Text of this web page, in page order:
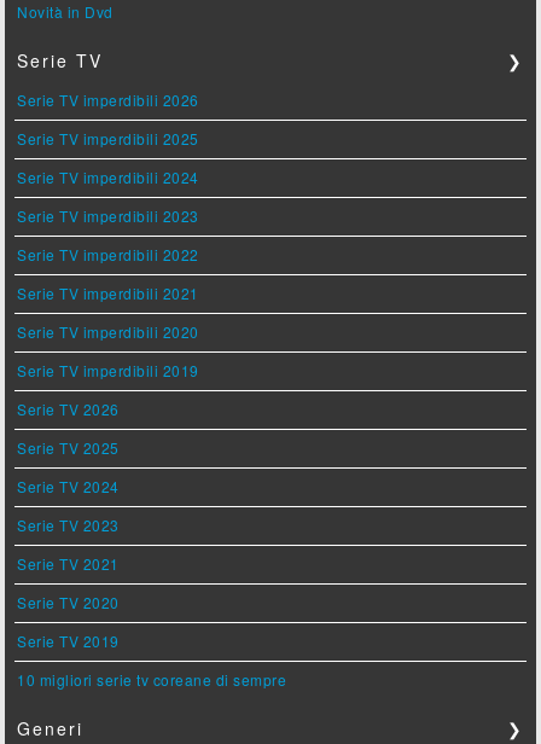
Novità in Dvd
Serie TV ❯
Serie TV imperdibili 2026
Serie TV imperdibili 2025
Serie TV imperdibili 2024
Serie TV imperdibili 2023
Serie TV imperdibili 2022
Serie TV imperdibili 2021
Serie TV imperdibili 2020
Serie TV imperdibili 2019
Serie TV 2026
Serie TV 2025
Serie TV 2024
Serie TV 2023
Serie TV 2021
Serie TV 2020
Serie TV 2019
10 migliori serie tv coreane di sempre
Generi ❯